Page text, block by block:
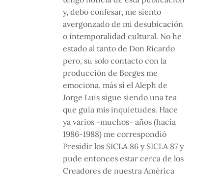
y, debo confesar, me siento
avergonzado de mi desubicación
o intemporalidad cultural. No he
estado al tanto de Don Ricardo
pero, su solo contacto con la
producción de Borges me
emociona, más si el Aleph de
Jorge Luis sigue siendo una tea
que guía mis inquietudes. Hace
ya varios -muchos- años (hacia
1986-1988) me correspondió
Presidir los SICLA 86 y SICLA 87 y
pude entonces estar cerca de los
Creadores de nuestra América